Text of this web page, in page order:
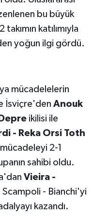
bu büyük
katılımıyla
yoğun ilgi gördü.
mücadelelerin
İsviçre'den Anouk
ikilisi ile
- Reka Orsi Toth
2-1
sahibi oldu.
Vieira -
- Bianchi'yi
kazandı.